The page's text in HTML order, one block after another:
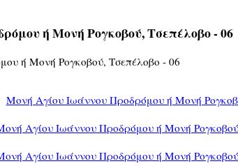
ή Mονή Ρογκοβού, Τσεπέλοβο - 06
Μονή Αγίου Ιωάννου Προδρόμου ή Mονή
Αγίου Ιωάννου Προδρόμου ή Mονή
Αγίου Ιωάννου Προδρόμου ή Mονή